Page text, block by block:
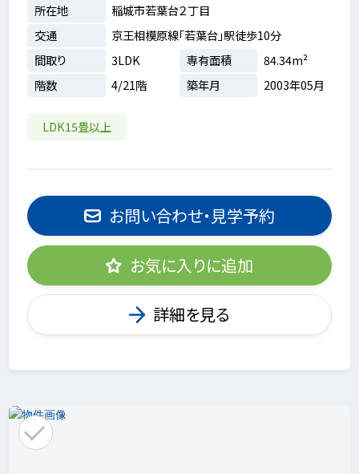
所在地
稲城市若葉台２丁目
交通
京王相模原線「若葉台」駅徒歩10分
間取り
3LDK 専有面積
84.34m²
階数
4/21階 築年月 2003年05月
LDK15畳以上
お問い合わせ・見学予約
お気に入りに追加
詳細を見る